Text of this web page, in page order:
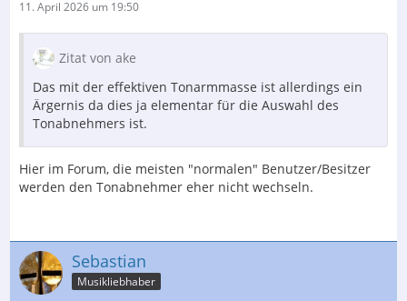
11. April 2026 um 19:50
Zitat von ake
Das mit der effektiven Tonarmmasse ist allerdings ein
Ärgernis da dies ja elementar für die Auswahl des
Tonabnehmers ist.
Hier im Forum, die meisten "normalen" Benutzer/Besitzer
werden den Tonabnehmer eher nicht wechseln.
Sebastian
Musikliebhaber